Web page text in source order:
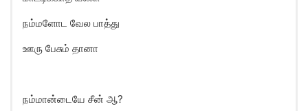
நம்மளோட வேல பாத்து
ஊரு பேசும் தானா
நம்மான்டையே சீன் ஆ?